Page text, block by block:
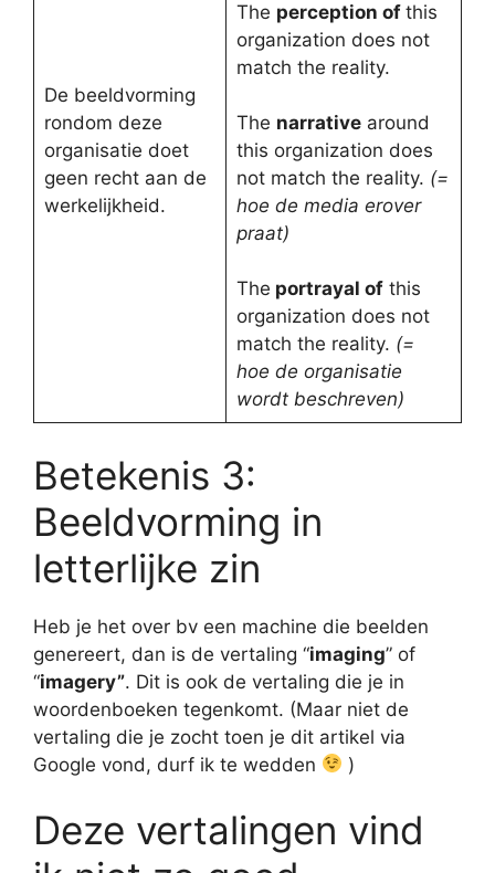
De beeldvorming
rondom deze
organisatie doet
geen recht aan de
werkelijkheid.
The perception of this
organization does not
match the reality.
The narrativearound
this organization does
not match the reality. (=
hoe de media erover
praat)
The portrayal ofthis
organization does not
match the reality. (=
hoe de organisatie
wordt beschreven)
Betekenis 3:
Beeldvorming in
letterlijke zin
Heb je het over bv een machine die beelden
genereert, dan is de vertaling “imaging” of
“imagery”. Dit is ook de vertaling die je in
woordenboeken tegenkomt. (Maar niet de
vertaling die je zocht toen je dit artikel via
Google vond, durf ik te wedden
)
Deze vertalingen vind